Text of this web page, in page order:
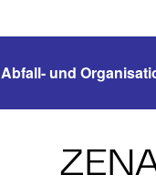
Abfall- und